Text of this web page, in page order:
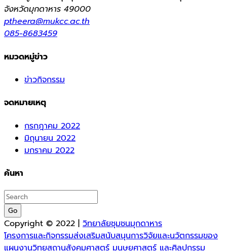
จังหวัดมุกดาหาร 49000
ptheera@mukcc.ac.th
085-8683459
หมวดหมู่ข่าว
ข่าวกิจกรรม
จดหมายเหตุ
กรกฎาคม 2022
มิถุนายน 2022
มกราคม 2022
ค้นหา
Go
Copyright © 2022 | วิทยาลัยชุมชนมุกดาหาร
โครงการและกิจกรรมส่งเสริมสนับสนุนการวิจัยและนวัตกรรมของ
แผนงานวิทยสถานสังคมศาสตร์ มนุษยศาสตร์ และศิลปกรรม